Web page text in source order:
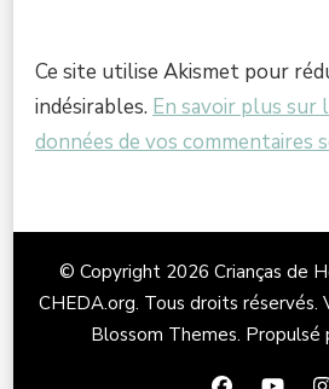
Ce site utilise Akismet pour
indésirables. En savoir plus sur
données de vos commentaires
© Copyright 2026 Crianças de
CHEDA.org. Tous droits réservés.
Blossom Themes. Propulsé